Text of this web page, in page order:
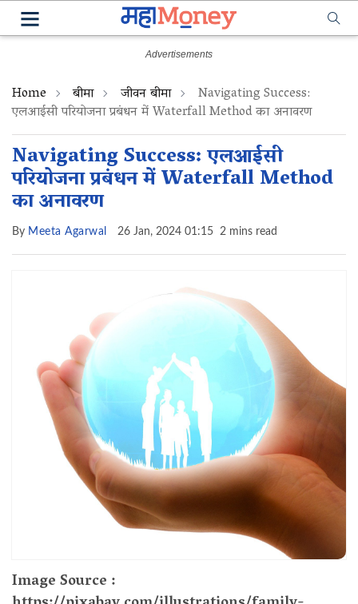
Home बीमा जीवन बीमा Navigating Success:
एलआईसी परियोजना प्रबंधन में Waterfall Method का अनावरण
Navigating Success: एलआईसी
परियोजना प्रबंधन में Waterfall Method
का अनावरण
By Meeta Agarwal 26 Jan, 2024 01:15 2 mins read
Image Source :